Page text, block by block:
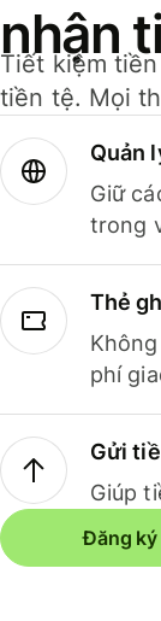
nhận
Tiết kiệm
tiền tệ. Mọi
Quản
Giữ
trong
Thẻ
phí
Gửi
Giúp
Đăng ký